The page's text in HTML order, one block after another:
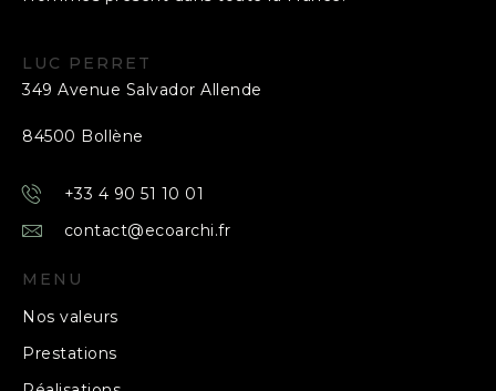
LUC PERRET
349 Avenue Salvador Allende
84500 Bollène
+33 4 90 51 10 01
contact@ecoarchi.fr
MENU
Nos valeurs
Prestations